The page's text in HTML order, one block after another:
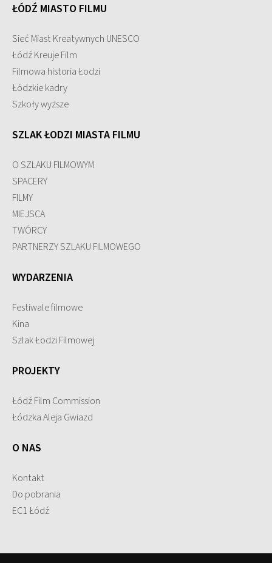
ŁÓDŹ MIASTO FILMU
Sieć Miast Kreatywnych UNESCO
Łódź Kreuje Film
Filmowa historia Łodzi
Łódzkie kadry
Szkoły wyższe
SZLAK ŁODZI MIASTA FILMU
O SZLAKU FILMOWYM
SPACERY
FILMY
MIEJSCA
TWÓRCY
PARTNERZY SZLAKU FILMOWEGO
WYDARZENIA
Festiwale filmowe
Kina
Szlak Łodzi Filmowej
PROJEKTY
Łódź Film Commission
Łódzka Aleja Gwiazd
O NAS
Kontakt
Do pobrania
EC1 Łódź